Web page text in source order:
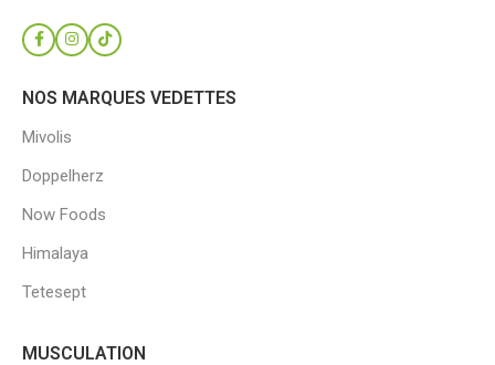
NOS MARQUES VEDETTES
Mivolis
Doppelherz
Now Foods
Himalaya
Tetesept
MUSCULATION